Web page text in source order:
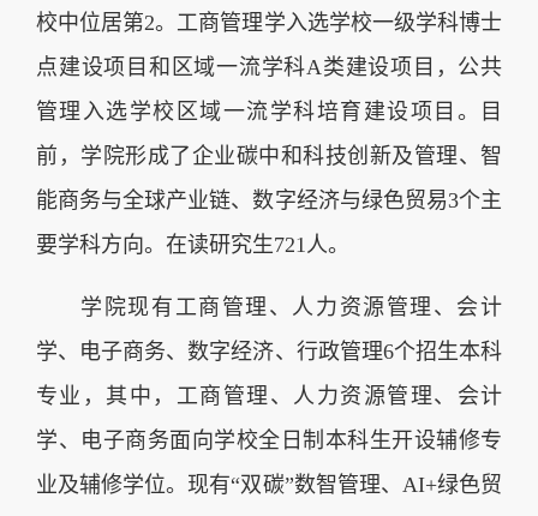
校中位居第2。工商管理学入选学校一级学科博士
点建设项目和区域一流学科A类建设项目，公共
管理入选学校区域一流学科培育建设项目。目
前，学院形成了企业碳中和科技创新及管理、智
能商务与全球产业链、数字经济与绿色贸易3个主
要学科方向。在读研究生721人。
学院现有工商管理、人力资源管理、会计
学、电子商务、数字经济、行政管理6个招生本科
专业，其中，工商管理、人力资源管理、会计
学、电子商务面向学校全日制本科生开设辅修专
业及辅修学位。现有“双碳”数智管理、AI+绿色贸